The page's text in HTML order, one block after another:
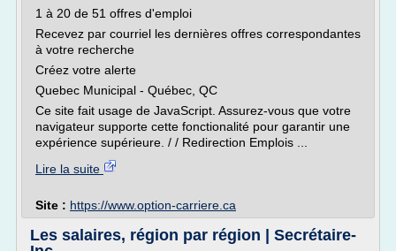
1 à 20 de 51 offres d'emploi
Recevez par courriel les dernières offres correspondantes
à votre recherche
Créez votre alerte
Quebec Municipal - Québec, QC
Ce site fait usage de JavaScript. Assurez-vous que votre
navigateur supporte cette fonctionalité pour garantir une
expérience supérieure. / / Redirection Emplois ...
Lire la suite
Site : https://www.option-carriere.ca
Les salaires, région par région | Secrétaire-